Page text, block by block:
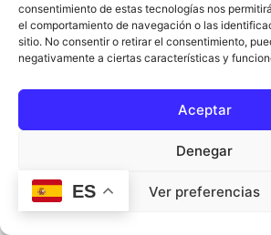
consentimiento de estas tecnologías nos
el comportamiento de navegación o las
sitio. No consentir o retirar el consentimiento,
negativamente a ciertas características y
Aceptar
Denegar
Ver preferencias
ES